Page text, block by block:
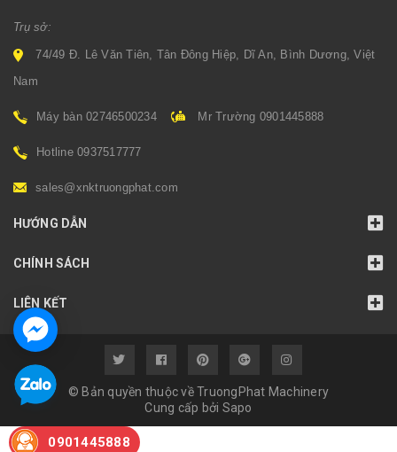
Trụ sở:
74/49 Đ. Lê Văn Tiên, Tân Đông Hiệp, Dĩ An, Bình Dương, Việt
Nam
Máy bàn 02746500234 Mr Trường 0901445888
Hotline 0937517777
sales@xnktruongphat.com
HƯỚNG DẪN
CHÍNH SÁCH
LIÊN KẾT
© Bản quyền thuộc về TruongPhat Machinery
Cung cấp bởi Sapo
0901445888